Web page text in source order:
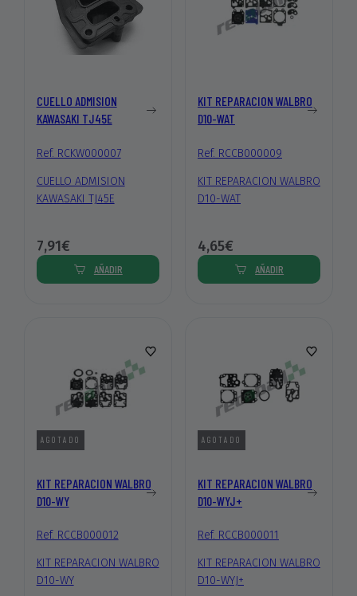
CUELLO ADMISION
KAWASAKI TJ45E
Ref. RCKW000007
CUELLO ADMISION
KAWASAKI TJ45E
7,91€
AÑADIR
KIT REPARACION WALBRO
D10-WAT
Ref. RCCB000009
KIT REPARACION WALBRO
D10-WAT
4,65€
AÑADIR
AGOTADO
KIT REPARACION WALBRO
D10-WY
Ref. RCCB000012
KIT REPARACION WALBRO
D10-WY
AGOTADO
KIT REPARACION WALBRO
D10-WYJ+
Ref. RCCB000011
KIT REPARACION WALBRO
D10-WYJ+